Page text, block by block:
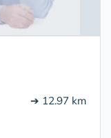
➔ 12.97 km